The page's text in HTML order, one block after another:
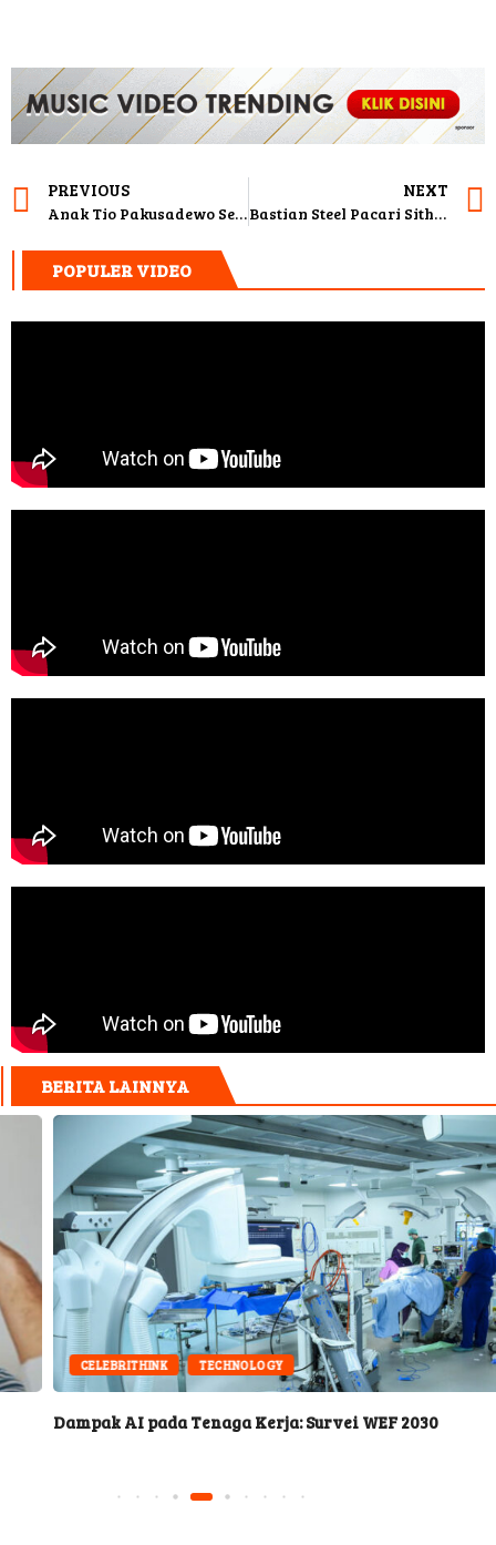
PREVIOUS
Anak Tio Pakusadewo Sedih Permohonan Rehabilitasi Ayahnya Ditolak Hakim
NEXT
Bastian Steel Pacari Sitha Marino Setelah Cintanya Ditolak 7 Kali
POPULER VIDEO
BERITA LAINNYA
CELEBRITHINK TECHNOLOGY
Dampak AI pada Tenaga Kerja: Survei WEF 2030